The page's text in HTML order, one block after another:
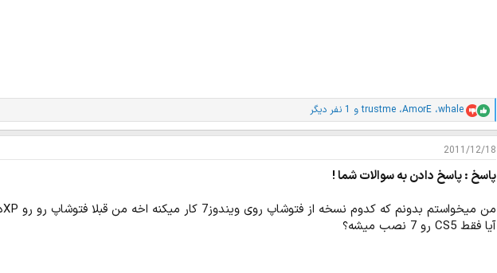
ا
م
ت
ی
ز
:
whale، AmorE، trustmeو 1 نفر دیگر
2011/12/18
پاسخ : پاسخ دادن به سوالات شما !
من میخواستم بدونم که کدوم نسخه از فتوشاپ روی ویندوز7 کار میکنه اخه من قبلا فتوشاپ رو رو XPداشتم حالا میخوام رو 7 نصب کنم نمیشه
آیا فقط CS5 رو 7 نصب میشه؟